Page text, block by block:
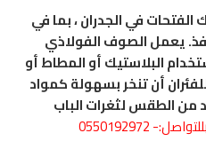
في الجدران ، بما في
يعمل الصوف الفولاذي
البلاستيك أو المطاط أو
أن تنخر بسهولة كمواد
من الطقس لثغرات الباب
0550192972